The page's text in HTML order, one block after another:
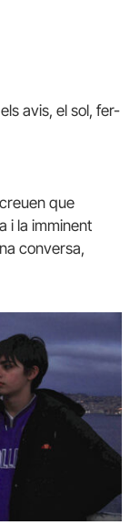
avis, el sol, fer-
que
i la imminent
conversa,